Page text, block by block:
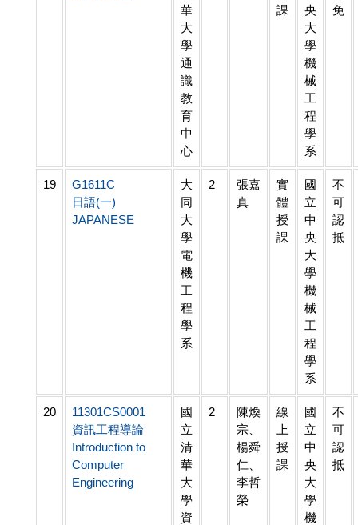
華
大
學
通
識
教
育
中
心
課
央
大
學
機
械
工
程
學
系
免
19
G1611C
日語(一)
JAPANESE
大
同
大
學
電
機
工
程
學
系
2
張嘉
真
實
體
授
課
國
立
中
央
大
學
機
械
工
程
學
系
不
可
認
抵
20
11301CS0001
資訊工程導論
Introduction to
Computer
Engineering
國
立
清
華
大
學
資
2
陳煥
宗、
楊舜
仁、
李哲
榮
線
上
授
課
國
立
中
央
大
學
機
不
可
認
抵